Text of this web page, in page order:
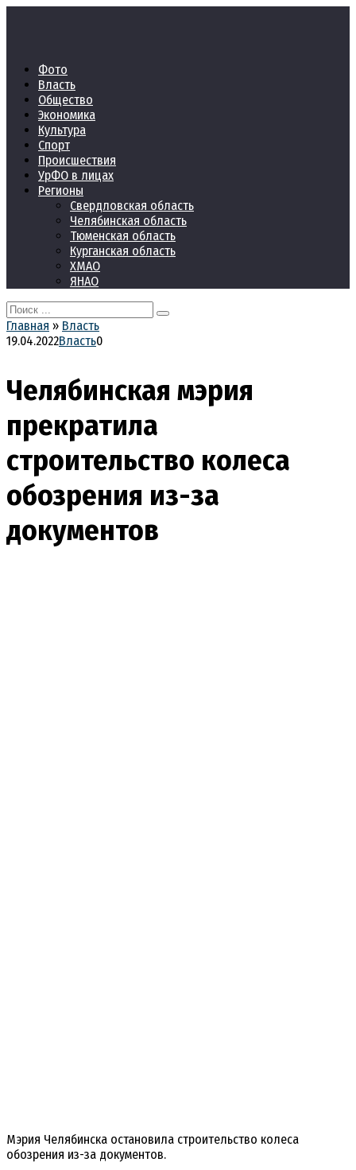
Фото
Власть
Общество
Экономика
Культура
Спорт
Происшествия
УрФО в лицах
Регионы
Свердловская область
Челябинская область
Тюменская область
Курганская область
ХМАО
ЯНАО
Search
for:
Главная » Власть
19.04.2022Власть0
Челябинская мэрия
прекратила
строительство колеса
обозрения из-за
документов
Мэрия Челябинска остановила строительство колеса
обозрения из-за документов.